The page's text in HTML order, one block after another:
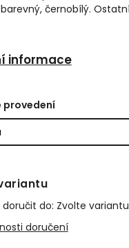
černobílý.
informace
provedení
do: Zvolte variantu
doručení